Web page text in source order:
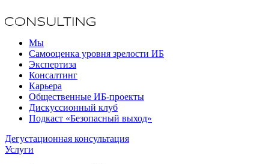
Мы
Самооценка уровня зрелости ИБ
Экспертиза
Консалтинг
Карьера
Общественные ИБ-проекты
Дискуссионный клуб
Подкаст «Безопасный выход»
Дегустационная консультация
Услуги